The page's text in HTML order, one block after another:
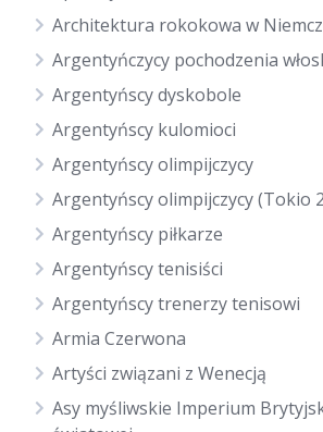
Architektura rokokowa w
Argentyńczycy pochodzenia
Argentyńscy dyskobole
Argentyńscy kulomioci
Argentyńscy olimpijczycy
Argentyńscy olimpijczycy (Tokio
Argentyńscy piłkarze
Argentyńscy tenisiści
Argentyńscy trenerzy tenisowi
Armia Czerwona
Artyści związani z Wenecją
Asy myśliwskie Imperium